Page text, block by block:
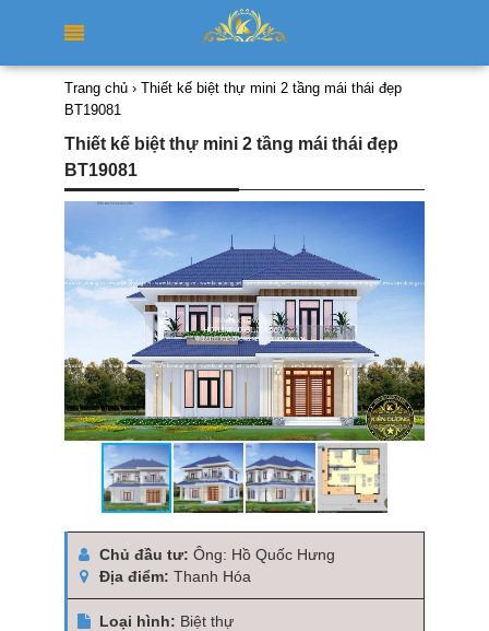
Trang chủ › Thiết kế biệt thự mini 2 tầng mái thái đẹp
BT19081
Thiết kế biệt thự mini 2 tầng mái thái đẹp
BT19081
Chủ đầu tư: Ông: Hồ Quốc Hưng
Địa điểm: Thanh Hóa
Loại hình: Biệt thự